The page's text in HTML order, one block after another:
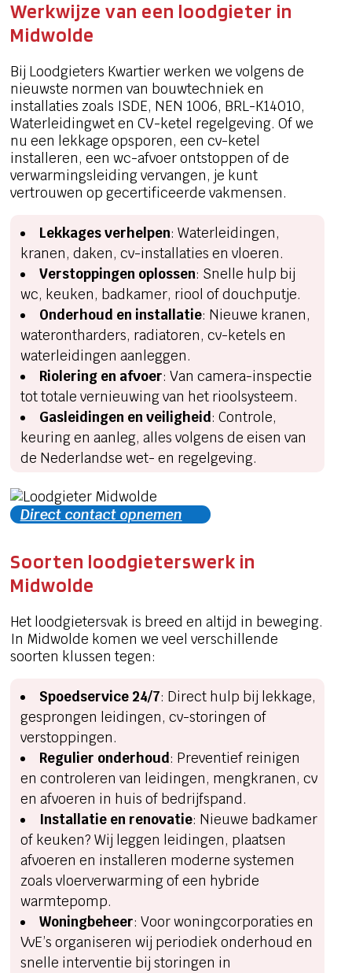
Werkwijze van een loodgieter in
Midwolde
Bij Loodgieters Kwartier werken we volgens de
nieuwste normen van bouwtechniek en
installaties zoals ISDE, NEN 1006, BRL-K14010,
Waterleidingwet en CV-ketel regelgeving. Of we
nu een lekkage opsporen, een cv-ketel
installeren, een wc-afvoer ontstoppen of de
verwarmingsleiding vervangen, je kunt
vertrouwen op gecertificeerde vakmensen.
Lekkages verhelpen: Waterleidingen,
kranen, daken, cv-installaties en vloeren.
Verstoppingen oplossen: Snelle hulp bij
wc, keuken, badkamer, riool of douchputje.
Onderhoud en installatie: Nieuwe kranen,
waterontharders, radiatoren, cv-ketels en
waterleidingen aanleggen.
Riolering en afvoer: Van camera-inspectie
tot totale vernieuwing van het rioolsysteem.
Gasleidingen en veiligheid: Controle,
keuring en aanleg, alles volgens de eisen van
de Nederlandse wet- en regelgeving.
Direct contact opnemen
Soorten loodgieterswerk in
Midwolde
Het loodgietersvak is breed en altijd in beweging.
In Midwolde komen we veel verschillende
soorten klussen tegen:
Spoedservice 24/7: Direct hulp bij lekkage,
gesprongen leidingen, cv-storingen of
verstoppingen.
Regulier onderhoud: Preventief reinigen
en controleren van leidingen, mengkranen, cv
en afvoeren in huis of bedrijfspand.
Installatie en renovatie: Nieuwe badkamer
of keuken? Wij leggen leidingen, plaatsen
afvoeren en installeren moderne systemen
zoals vloerverwarming of een hybride
warmtepomp.
Woningbeheer: Voor woningcorporaties en
VvE’s organiseren wij periodiek onderhoud en
snelle interventie bij storingen in